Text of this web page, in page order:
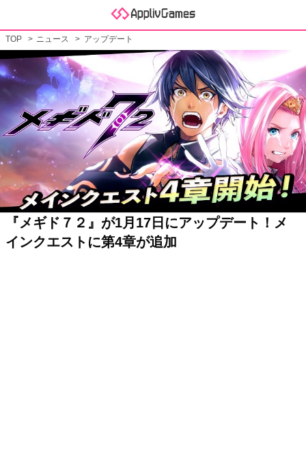
TOP ニュース アップデート
『メギド７２』が1月17日にアップデート！メ
インクエストに第4章が追加